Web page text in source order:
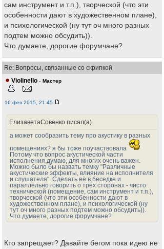
сам инструмент и т.п.), творческой (что эти
особенности дают в художественном плане),
и психологической (ну тут оч много разных
подтем можно обсудить)).
Что думаете, дорогие форумчане?
Re: Вопросы, связанные со скрипкой
Violinello - Мастер
16 фев 2015, 21:45
ЕлизаветаСовенко писал(а)
а может сообразить тему про акустику в разных
помещениях? я бы тоже поучаствовала
Потому что вопрос акустической части
исполнения,думаю, для многих очень важен.
Можно было бы назвать темку "Различные
акустические эффекты, влияние на исполнителя
и слушателя". Сделать её в беседке и
параллельно говорить о трёх сторонах - чисто
технической (помещение, сам инструмент и т.п.),
творческой (что эти особенности дают в
художественном плане), и психологической (ну
тут оч много разных подтем можно обсудить)).
Что думаете, дорогие форумчане?
Кто запрещает? Давайте бегом пока идею не